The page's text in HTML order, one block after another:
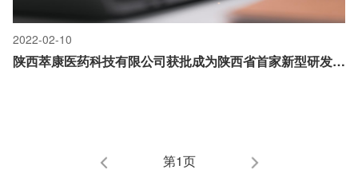
2022-02-10
陕西萃康医药科技有限公司获批成为陕西省首家新型研发机构
第1页